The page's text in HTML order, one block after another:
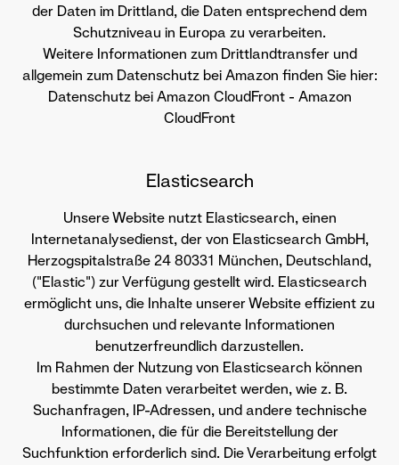
der Daten im Drittland, die Daten entsprechend dem
Schutzniveau in Europa zu verarbeiten.
Weitere Informationen zum Drittlandtransfer und
allgemein zum Datenschutz bei Amazon finden Sie hier:
Datenschutz bei Amazon CloudFront - Amazon
CloudFront
Elasticsearch
Unsere Website nutzt Elasticsearch, einen
Internetanalysedienst, der von Elasticsearch GmbH,
Herzogspitalstraße 24 80331 München, Deutschland,
("Elastic") zur Verfügung gestellt wird. Elasticsearch
ermöglicht uns, die Inhalte unserer Website effizient zu
durchsuchen und relevante Informationen
benutzerfreundlich darzustellen.
Im Rahmen der Nutzung von Elasticsearch können
bestimmte Daten verarbeitet werden, wie z. B.
Suchanfragen, IP-Adressen, und andere technische
Informationen, die für die Bereitstellung der
Suchfunktion erforderlich sind. Die Verarbeitung erfolgt